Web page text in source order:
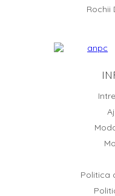
Rochii
Politica